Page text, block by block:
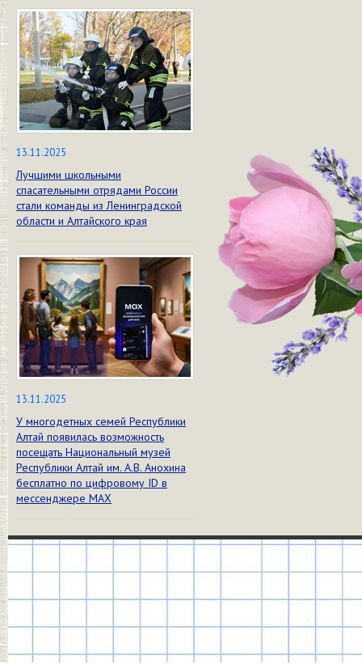
13.11.2025
Лучшими школьными
спасательными отрядами России
стали команды из Ленинградской
области и Алтайского края
13.11.2025
У многодетных семей Республики
Алтай появилась возможность
посещать Национальный музей
Республики Алтай им. А.В. Анохина
бесплатно по цифровому ID в
мессенджере МАХ